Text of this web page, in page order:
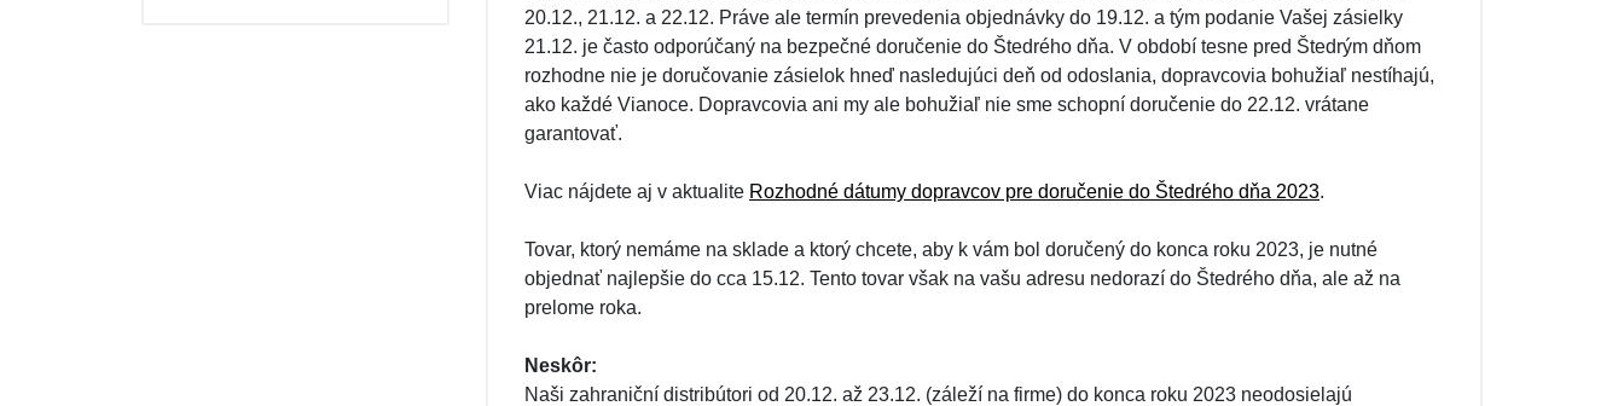
20.12., 21.12. a 22.12. Práve ale termín prevedenia objednávky do 19.12. a tým podanie Vašej zásielky
21.12. je často odporúčaný na bezpečné doručenie do Štedrého dňa. V období tesne pred Štedrým dňom
rozhodne nie je doručovanie zásielok hneď nasledujúci deň od odoslania, dopravcovia bohužiaľ nestíhajú,
ako každé Vianoce. Dopravcovia ani my ale bohužiaľ nie sme schopní doručenie do 22.12. vrátane
garantovať.
Viac nájdete aj v aktualite Rozhodné dátumy dopravcov pre doručenie do Štedrého dňa 2023.
Tovar, ktorý nemáme na sklade a ktorý chcete, aby k vám bol doručený do konca roku 2023, je nutné
objednať najlepšie do cca 15.12. Tento tovar však na vašu adresu nedorazí do Štedrého dňa, ale až na
prelome roka.
Neskôr:
Naši zahraniční distribútori od 20.12. až 23.12. (záleží na firme) do konca roku 2023 neodosielajú